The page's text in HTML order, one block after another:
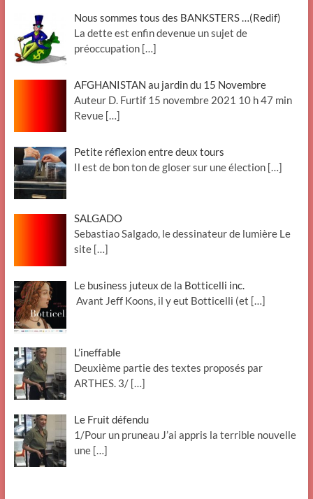
Nous sommes tous des BANKSTERS …(Redif)
La dette est enfin devenue un sujet de
préoccupation […]
AFGHANISTAN au jardin du 15 Novembre
Auteur D. Furtif 15 novembre 2021 10 h 47 min
Revue […]
Petite réflexion entre deux tours
Il est de bon ton de gloser sur une élection […]
SALGADO
Sebastiao Salgado, le dessinateur de lumière Le
site […]
Le business juteux de la Botticelli inc.
Avant Jeff Koons, il y eut Botticelli (et […]
L’ineffable
Deuxième partie des textes proposés par
ARTHES. 3/ […]
Le Fruit défendu
1/Pour un pruneau J’ai appris la terrible nouvelle
une […]